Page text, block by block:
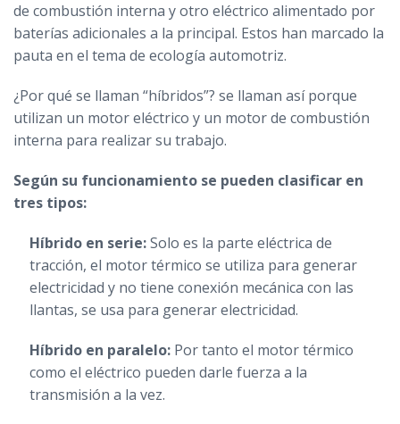
de combustión interna y otro eléctrico alimentado por
baterías adicionales a la principal. Estos han marcado la
pauta en el tema de ecología automotriz.
¿Por qué se llaman “híbridos”? se llaman así porque
utilizan un motor eléctrico y un motor de combustión
interna para realizar su trabajo.
Según su funcionamiento se pueden clasificar en
tres tipos:
Híbrido en serie:Solo es la parte eléctrica de
tracción, el motor térmico se utiliza para generar
electricidad y no tiene conexión mecánica con las
llantas, se usa para generar electricidad.
Híbrido en paralelo:Por tanto el motor térmico
como el eléctrico pueden darle fuerza a la
transmisión a la vez.